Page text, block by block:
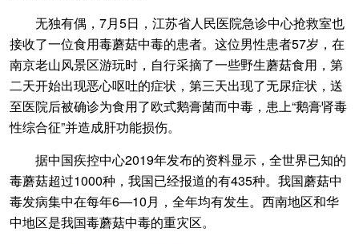
无独有偶，7月5日，江苏省人民医院急诊中心抢救室也
接收了一位食用毒蘑菇中毒的患者。这位男性患者57岁，在
南京老山风景区游玩时，自行采摘了一些野生蘑菇食用，第
二天开始出现恶心呕吐的症状，第三天出现了无尿症状，送
至医院后被确诊为食用了欧式鹅膏菌而中毒，患上“鹅膏肾毒
性综合征”并造成肝功能损伤。
据中国疾控中心2019年发布的资料显示，全世界已知的
毒蘑菇超过1000种，我国已经报道的有435种。我国蘑菇中
毒发病集中在每年6—10月，全年均有发生。西南地区和华
中地区是我国毒蘑菇中毒的重灾区。